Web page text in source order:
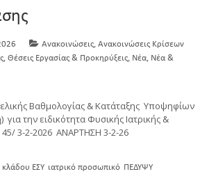
Ανακοινώσεις, Ανακοινώσεις Κρίσεων
, Θέσεις Εργασίας & Προκηρύξεις, Νέα, Νέα &
Βαθμολογίας & Κατάταξης Υποψηφίων
για την ειδικότητα Φυσικής Ιατρικής &
3-2-2026 ΑΝΑΡΤΗΣΗ 3-2-26
κλάδου ΕΣΥ ιατρικό προσωπικό ΠΕΔΥΨΥ